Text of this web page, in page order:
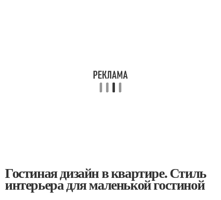
Гостиная дизайн в квартире. Стиль
интерьера для маленькой гостиной